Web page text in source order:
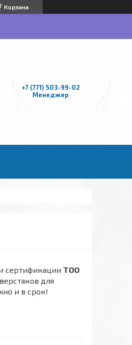
Корзина
+7 (771) 503-99-02
Менеджер
сертификации ТОО
для
и в срок!